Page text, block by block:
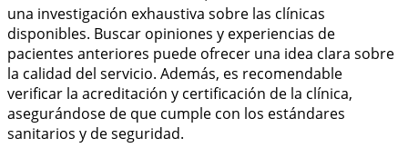
una investigación exhaustiva sobre las clínicas
disponibles. Buscar opiniones y experiencias de
pacientes anteriores puede ofrecer una idea clara sobre
la calidad del servicio. Además, es recomendable
verificar la acreditación y certificación de la clínica,
asegurándose de que cumple con los estándares
sanitarios y de seguridad.